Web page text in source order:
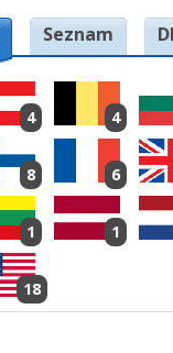
Seznam
4 4
8 6
1 1
18